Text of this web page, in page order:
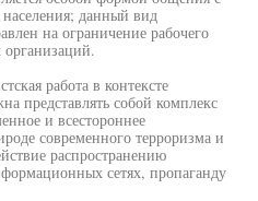
данный вид
на ограничение рабочего
организаций.
работа в контексте
представлять собой комплекс
и всестороннее
современного терроризма и
распространению
сетях, пропаганду